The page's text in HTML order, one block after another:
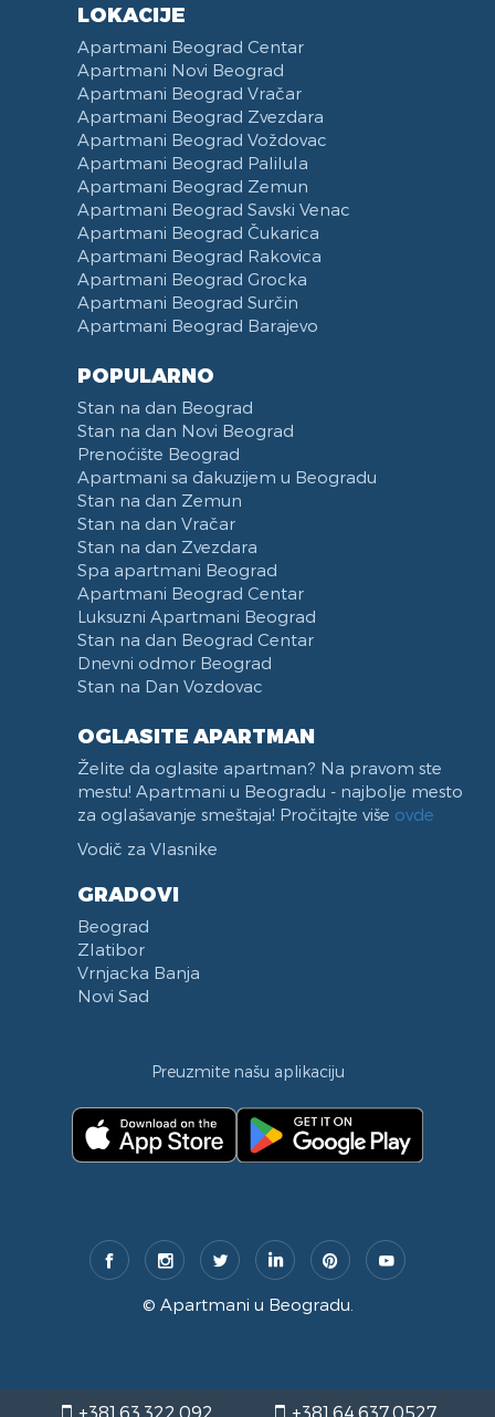
+381.63.322.092 +381.64.637.0527
LOKACIJE
Apartmani Beograd Centar
Apartmani Novi Beograd
Apartmani Beograd Vračar
Apartmani Beograd Zvezdara
Apartmani Beograd Voždovac
Apartmani Beograd Palilula
Apartmani Beograd Zemun
Apartmani Beograd Savski Venac
Apartmani Beograd Čukarica
Apartmani Beograd Rakovica
Apartmani Beograd Grocka
Apartmani Beograd Surčin
Apartmani Beograd Barajevo
POPULARNO
Stan na dan Beograd
Stan na dan Novi Beograd
Prenoćište Beograd
Apartmani sa đakuzijem u Beogradu
Stan na dan Zemun
Stan na dan Vračar
Stan na dan Zvezdara
Spa apartmani Beograd
Apartmani Beograd Centar
Luksuzni Apartmani Beograd
Stan na dan Beograd Centar
Dnevni odmor Beograd
Stan na Dan Vozdovac
OGLASITE APARTMAN
Želite da oglasite apartman? Na pravom ste
mestu! Apartmani u Beogradu - najbolje mesto
za oglašavanje smeštaja! Pročitajte više ovde
Vodič za Vlasnike
GRADOVI
Beograd
Zlatibor
Vrnjacka Banja
Novi Sad
Preuzmite našu aplikaciju
© Apartmani u Beogradu